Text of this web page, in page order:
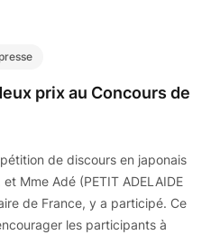
prix au Concours de
de discours en japonais
Mme Adé (PETIT ADELAIDE
de France, y a participé. Ce
les participants à